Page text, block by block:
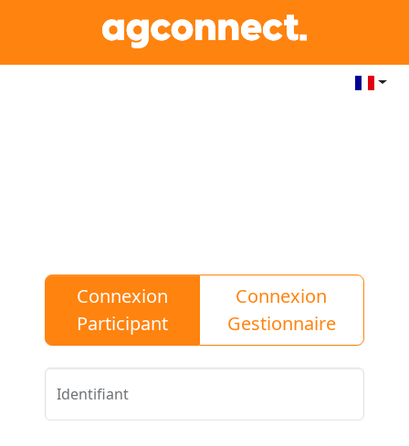
Connexion
Participant
Connexion
Gestionnaire
Identifiant